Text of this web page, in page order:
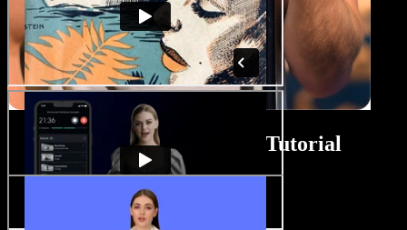
Biopic-Film-Macher-Tutorial